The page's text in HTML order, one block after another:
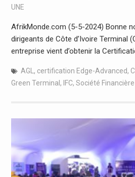
UNE
AfrikMonde.com (5-5-2024) Bonne
dirigeants de Côte d’Ivoire Terminal
entreprise vient d’obtenir la
AGL , certification Edge-Advanced,
Green Terminal , IFC, Société